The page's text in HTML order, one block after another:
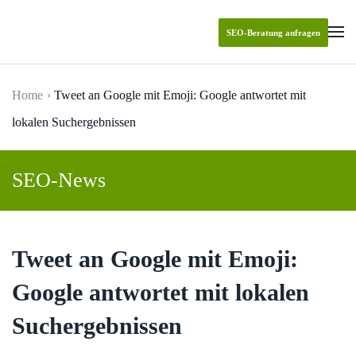
SEO-Beratung anfragen
Home
Tweet an Google mit Emoji: Google antwortet mit
lokalen Suchergebnissen
SEO-News
Tweet an Google mit Emoji:
Google antwortet mit lokalen
Suchergebnissen